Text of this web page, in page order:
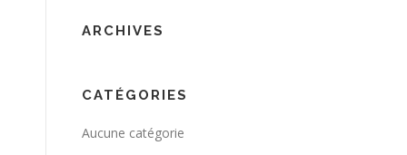
ARCHIVES
CATÉGORIES
Aucune catégorie